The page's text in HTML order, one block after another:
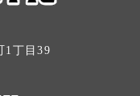
1丁目39